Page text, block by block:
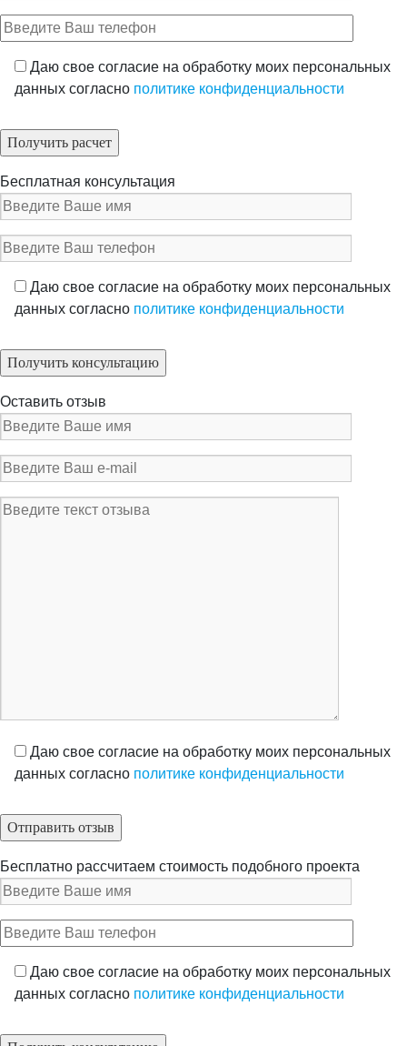
Даю свое согласие на обработку моих персональных
данных согласно политике конфиденциальности
Бесплатная консультация
Даю свое согласие на обработку моих персональных
данных согласно политике конфиденциальности
Оставить отзыв
Даю свое согласие на обработку моих персональных
данных согласно политике конфиденциальности
Бесплатно рассчитаем стоимость подобного проекта
Даю свое согласие на обработку моих персональных
данных согласно политике конфиденциальности